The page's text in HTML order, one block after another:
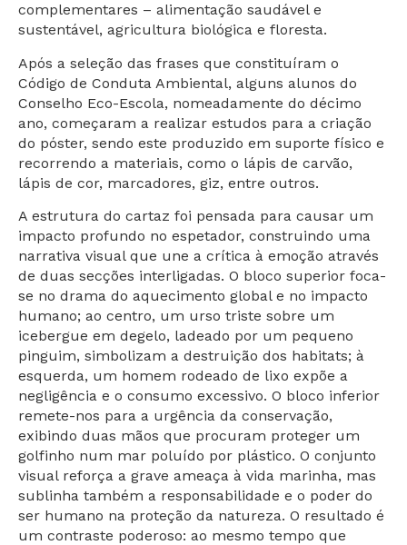
complementares – alimentação saudável e
sustentável, agricultura biológica e floresta.
Após a seleção das frases que constituíram o
Código de Conduta Ambiental, alguns alunos do
Conselho Eco-Escola, nomeadamente do décimo
ano, começaram a realizar estudos para a criação
do póster, sendo este produzido em suporte físico e
recorrendo a materiais, como o lápis de carvão,
lápis de cor, marcadores, giz, entre outros.
A estrutura do cartaz foi pensada para causar um
impacto profundo no espetador, construindo uma
narrativa visual que une a crítica à emoção através
de duas secções interligadas. O bloco superior foca-
se no drama do aquecimento global e no impacto
humano; ao centro, um urso triste sobre um
icebergue em degelo, ladeado por um pequeno
pinguim, simbolizam a destruição dos habitats; à
esquerda, um homem rodeado de lixo expõe a
negligência e o consumo excessivo. O bloco inferior
remete-nos para a urgência da conservação,
exibindo duas mãos que procuram proteger um
golfinho num mar poluído por plástico. O conjunto
visual reforça a grave ameaça à vida marinha, mas
sublinha também a responsabilidade e o poder do
ser humano na proteção da natureza. O resultado é
um contraste poderoso: ao mesmo tempo que